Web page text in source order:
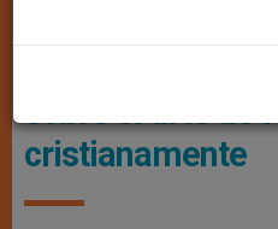
Reflexiones del
cristianamente